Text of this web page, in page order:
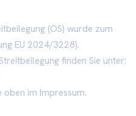
(OS) wurde zum
EU 2024/3228).
finden Sie unter:
oben im Impressum.